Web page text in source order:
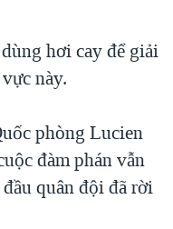
hơi cay để giải
này.
phòng Lucien
đàm phán vẫn
quân đội đã rời